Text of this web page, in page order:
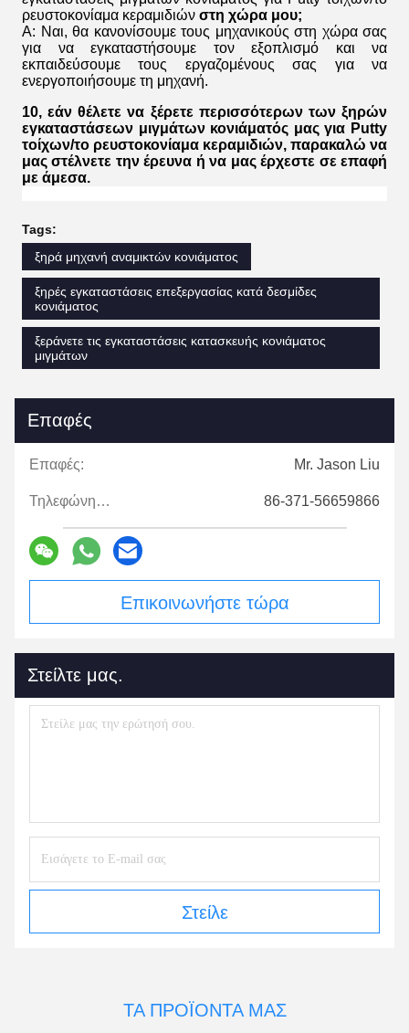
ρευστοκονίαμα κεραμιδιών στη χώρα μου;
Α: Ναι, θα κανονίσουμε τους μηχανικούς στη χώρα σας
για να εγκαταστήσουμε τον εξοπλισμό και να
εκπαιδεύσουμε τους εργαζομένους σας για να
ενεργοποιήσουμε τη μηχανή.
10, εάν θέλετε να ξέρετε περισσότερων των ξηρών
εγκαταστάσεων μιγμάτων κονιάματός μας για Putty
τοίχων/το ρευστοκονίαμα κεραμιδιών, παρακαλώ να
μας στέλνετε την έρευνα ή να μας έρχεστε σε επαφή
με άμεσα.
Tags:
ξηρά μηχανή αναμικτών κονιάματος
ξηρές εγκαταστάσεις επεξεργασίας κατά δεσμίδες
κονιάματος
ξεράνετε τις εγκαταστάσεις κατασκευής κονιάματος
μιγμάτων
Επαφές
Επαφές: Mr. Jason Liu
Τηλεφώνημα: 86-371-56659866
Επικοινωνήστε τώρα
Στείλτε μας.
Στείλε
ΤΑ ΠΡΟΪΌΝΤΑ ΜΑΣ